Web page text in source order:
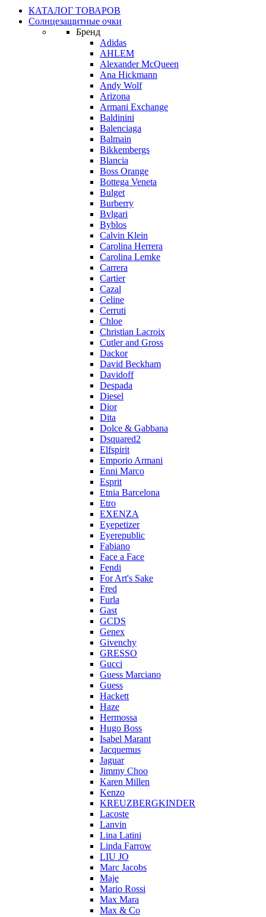
КАТАЛОГ ТОВАРОВ
Солнцезащитные очки
Бренд
Adidas
AHLEM
Alexander McQueen
Ana Hickmann
Andy Wolf
Arizona
Armani Exchange
Baldinini
Balenciaga
Balmain
Bikkembergs
Blancia
Boss Orange
Bottega Veneta
Bulget
Burberry
Bvlgari
Byblos
Calvin Klein
Carolina Herrera
Carolina Lemke
Carrera
Cartier
Cazal
Celine
Cerruti
Chloe
Christian Lacroix
Cutler and Gross
Dackor
David Beckham
Davidoff
Despada
Diesel
Dior
Dita
Dolce & Gabbana
Dsquared2
Elfspirit
Emporio Armani
Enni Marco
Esprit
Etnia Barcelona
Etro
EXENZA
Eyepetizer
Eyerepublic
Fabiano
Face a Face
Fendi
For Art's Sake
Fred
Furla
Gast
GCDS
Genex
Givenchy
GRESSO
Gucci
Guess Marciano
Guess
Hackett
Haze
Hermossa
Hugo Boss
Isabel Marant
Jacquemus
Jaguar
Jimmy Choo
Karen Millen
Kenzo
KREUZBERGKINDER
Lacoste
Lanvin
Lina Latini
Linda Farrow
LIU JO
Marc Jacobs
Maje
Mario Rossi
Max Mara
Max & Co